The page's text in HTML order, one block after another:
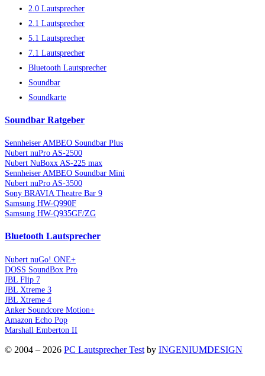
2.0 Lautsprecher
2.1 Lautsprecher
5.1 Lautsprecher
7.1 Lautsprecher
Bluetooth Lautsprecher
Soundbar
Soundkarte
Soundbar Ratgeber
Sennheiser AMBEO Soundbar Plus
Nubert nuPro AS-2500
Nubert NuBoxx AS-225 max
Sennheiser AMBEO Soundbar Mini
Nubert nuPro AS-3500
Sony BRAVIA Theatre Bar 9
Samsung HW-Q990F
Samsung HW-Q935GF/ZG
Bluetooth Lautsprecher
Nubert nuGo! ONE+
DOSS SoundBox Pro
JBL Flip 7
JBL Xtreme 3
JBL Xtreme 4
Anker Soundcore Motion+
Amazon Echo Pop
Marshall Emberton II
© 2004 – 2026 PC Lautsprecher Test by INGENIUMDESIGN